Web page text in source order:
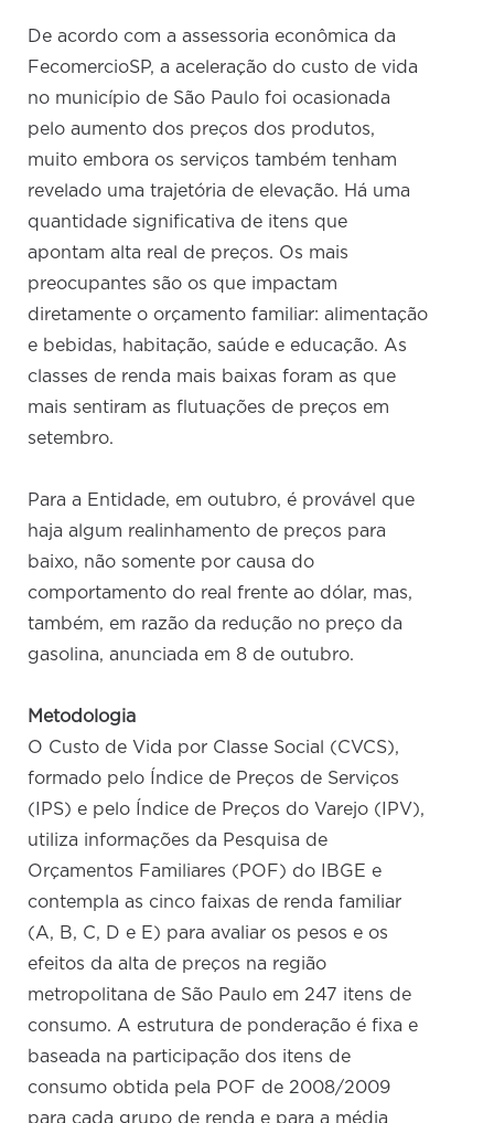
De acordo com a assessoria econômica da
FecomercioSP, a aceleração do custo de vida
no município de São Paulo foi ocasionada
pelo aumento dos preços dos produtos,
muito embora os serviços também tenham
revelado uma trajetória de elevação. Há uma
quantidade significativa de itens que
apontam alta real de preços. Os mais
preocupantes são os que impactam
diretamente o orçamento familiar: alimentação
e bebidas, habitação, saúde e educação. As
classes de renda mais baixas foram as que
mais sentiram as flutuações de preços em
setembro.
Para a Entidade, em outubro, é provável que
haja algum realinhamento de preços para
baixo, não somente por causa do
comportamento do real frente ao dólar, mas,
também, em razão da redução no preço da
gasolina, anunciada em 8 de outubro.
Metodologia
O Custo de Vida por Classe Social (CVCS),
formado pelo Índice de Preços de Serviços
(IPS) e pelo Índice de Preços do Varejo (IPV),
utiliza informações da Pesquisa de
Orçamentos Familiares (POF) do IBGE e
contempla as cinco faixas de renda familiar
(A, B, C, D e E) para avaliar os pesos e os
efeitos da alta de preços na região
metropolitana de São Paulo em 247 itens de
consumo. A estrutura de ponderação é fixa e
baseada na participação dos itens de
consumo obtida pela POF de 2008/2009
para cada grupo de renda e para a média